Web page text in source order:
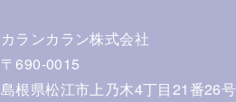
カランカラン株式会社
〒690-0015
島根県松江市上乃木4丁目21番26号